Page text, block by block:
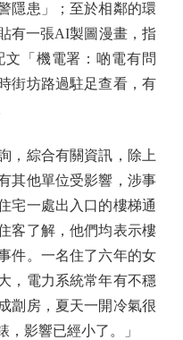
隱患」；至於相鄰的環
有一張AI製圖漫畫，指
「機電署：啲電有問
街坊路過駐足查看，有
綜合有關資訊，除上
其他單位受影響，涉事
宅一處出入口的樓梯通
客了解，他們均表示樓
件。一名住了六年的女
，電力系統常年有不穩
劏房，夏天一開冷氣很
影響已經小了。」